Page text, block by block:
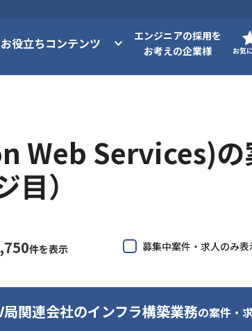
お役立ちコンテンツ
エンジニアの採用を
お考えの企業様
お気
Web Services)の
）
件を表示 募集中案件・求人のみ表
局関連会社のインフラ構築業務の案件・